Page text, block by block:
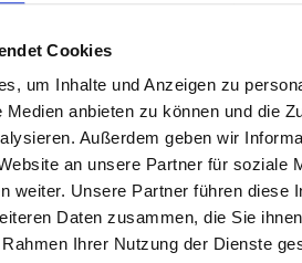
Cookies
um Inhalte und Anzeigen zu
anbieten zu können und die
Außerdem geben wir
an unsere Partner für soziale
weiter. Unsere Partner führen diese
Daten zusammen, die Sie
Ihrer Nutzung der Dienste
nous